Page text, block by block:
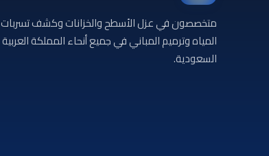
متخصصون في عزل الأسطح والخزانات وكشف تسربات
المياه وترميم المباني في جميع أنحاء المملكة العربية
السعودية.